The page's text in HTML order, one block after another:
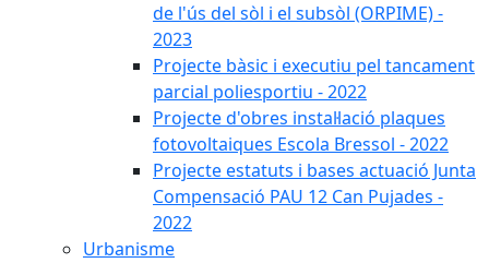
de l'ús del sòl i el subsòl (ORPIME) -
2023
Projecte bàsic i executiu pel tancament
parcial poliesportiu - 2022
Projecte d'obres instal·lació plaques
fotovoltaiques Escola Bressol - 2022
Projecte estatuts i bases actuació Junta
Compensació PAU 12 Can Pujades -
2022
Urbanisme